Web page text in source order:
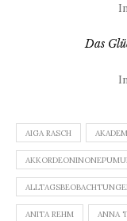
Das
AIGA RASCH
ANITA REHM ANNA